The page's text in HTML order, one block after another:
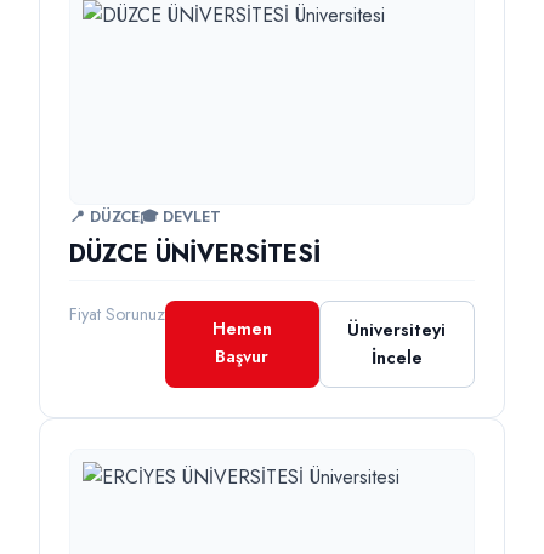
📍 DÜZCE🎓 DEVLET
DÜZCE ÜNİVERSİTESİ
Fiyat Sorunuz
Hemen
Başvur
Üniversiteyi
İncele